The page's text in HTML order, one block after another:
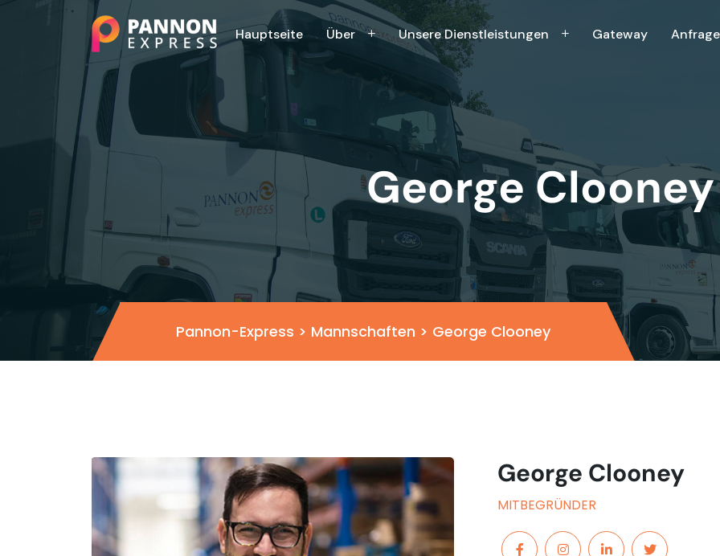
Hauptseite Über Unsere Dienstleistungen Gateway
George Clooney
Pannon-Express > Mannschaften > George Clooney
George Clooney
MITBEGRÜNDER